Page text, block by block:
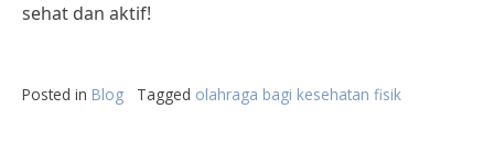
sehat dan aktif!
Posted in Blog Tagged olahraga bagi kesehatan fisik